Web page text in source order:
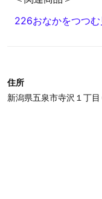
226おなかをつつ
住所
新潟県五泉市寺沢１丁目